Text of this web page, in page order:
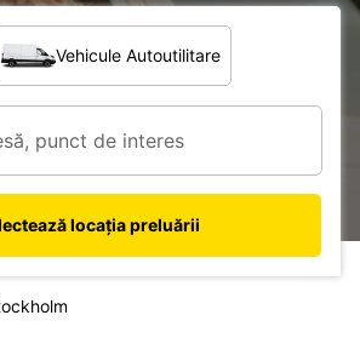
Vehicule Autoutilitare
locația preluării